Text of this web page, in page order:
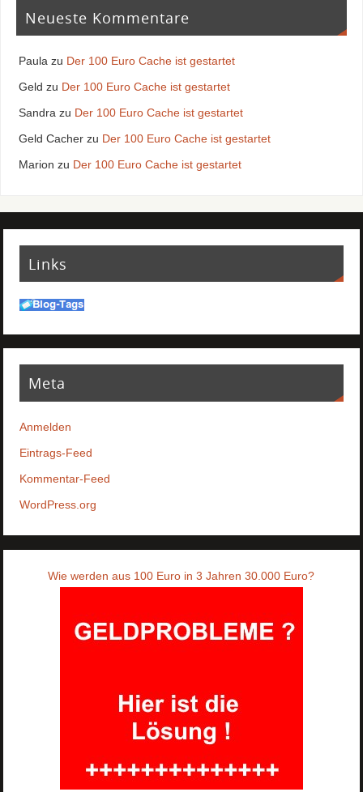
Neueste Kommentare
Paulazu Der 100 Euro Cache ist gestartet
Geld zu Der 100 Euro Cache ist gestartet
Sandrazu Der 100 Euro Cache ist gestartet
Geld Cacherzu Der 100 Euro Cache ist gestartet
Marion zu Der 100 Euro Cache ist gestartet
Links
Meta
Anmelden
Eintrags-Feed
Kommentar-Feed
WordPress.org
Wie werden aus 100 Euro in 3 Jahren 30.000 Euro?